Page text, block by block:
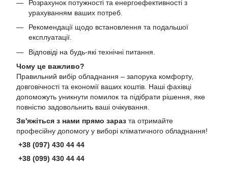
Розрахунок потужності та енергоефективності з
урахуванням ваших потреб.
Рекомендації щодо встановлення та подальшої
експлуатації.
Відповіді на будь-які технічні питання.
Чому це важливо?
Правильний вибір обладнання – запорука комфорту,
довговічності та економії ваших коштів. Наші фахівці
допоможуть уникнути помилок та підібрати рішення, яке
повністю задовольнить ваші очікування.
Зв'яжіться з нами прямо зараз та отримайте
професійну допомогу у виборі кліматичного обладнання!
+38 (097) 430 44 44
+38 (099) 430 44 44